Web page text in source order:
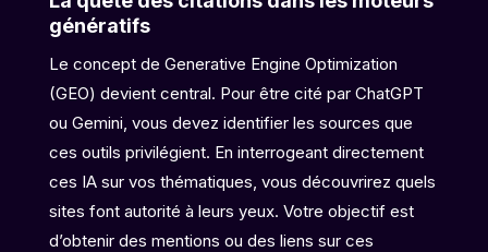
génératifs
Le concept de Generative Engine Optimization
(GEO) devient central. Pour être cité par ChatGPT
ou Gemini, vous devez identifier les sources que
ces outils privilégient. En interrogeant directement
ces IA sur vos thématiques, vous découvrirez quels
sites font autorité à leurs yeux. Votre objectif est
d’obtenir des mentions ou des liens sur ces